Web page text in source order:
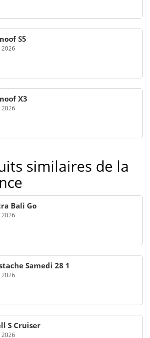
S5
2026
X3
2026
similaires de la
Bali Go
2026
Samedi 28 1
2026
S Cruiser
2026